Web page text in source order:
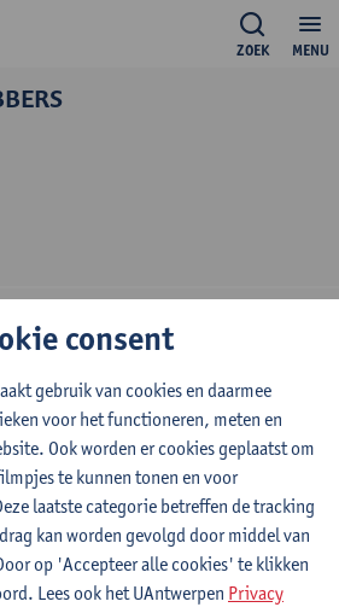
MENU
ZOEK
Charlotte
Gezondheid (GHI)
consent
gebruik van cookies en daarmee
voor het functioneren, meten en
Ook worden er cookies geplaatst om
te kunnen tonen en voor
laatste categorie betreffen de tracking
kan worden gevolgd door middel van
op 'Accepteer alle cookies' te klikken
Lees ook het UAntwerpen Privacy